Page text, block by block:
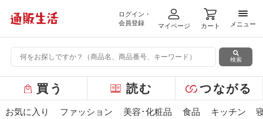
ログイン・
会員登録
マイページ カート
メニ
メニュー
検索
ー
買う 読む つながる
お気に入り ファッション 美容･化粧品 食品 キッチン